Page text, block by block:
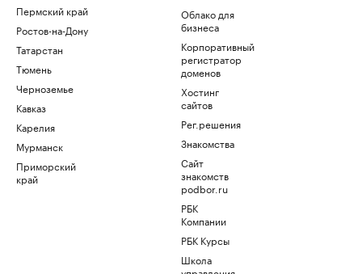
Пермский край
Ростов-на-Дону
Татарстан
Тюмень
Черноземье
Кавказ
Карелия
Мурманск
Приморский
край
Облако для
бизнеса
Корпоративный
регистратор
доменов
Хостинг
сайтов
Рег.решения
Знакомства
Сайт
знакомств
podbor.ru
РБК
Компании
РБК Курсы
Школа